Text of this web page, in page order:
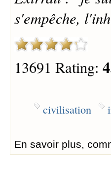
s'empêche,
13691 Rating:
civilisation
En savoir plus,